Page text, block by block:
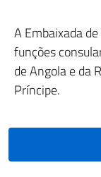
A Embaixada
funções
de Angola e da
Príncipe.